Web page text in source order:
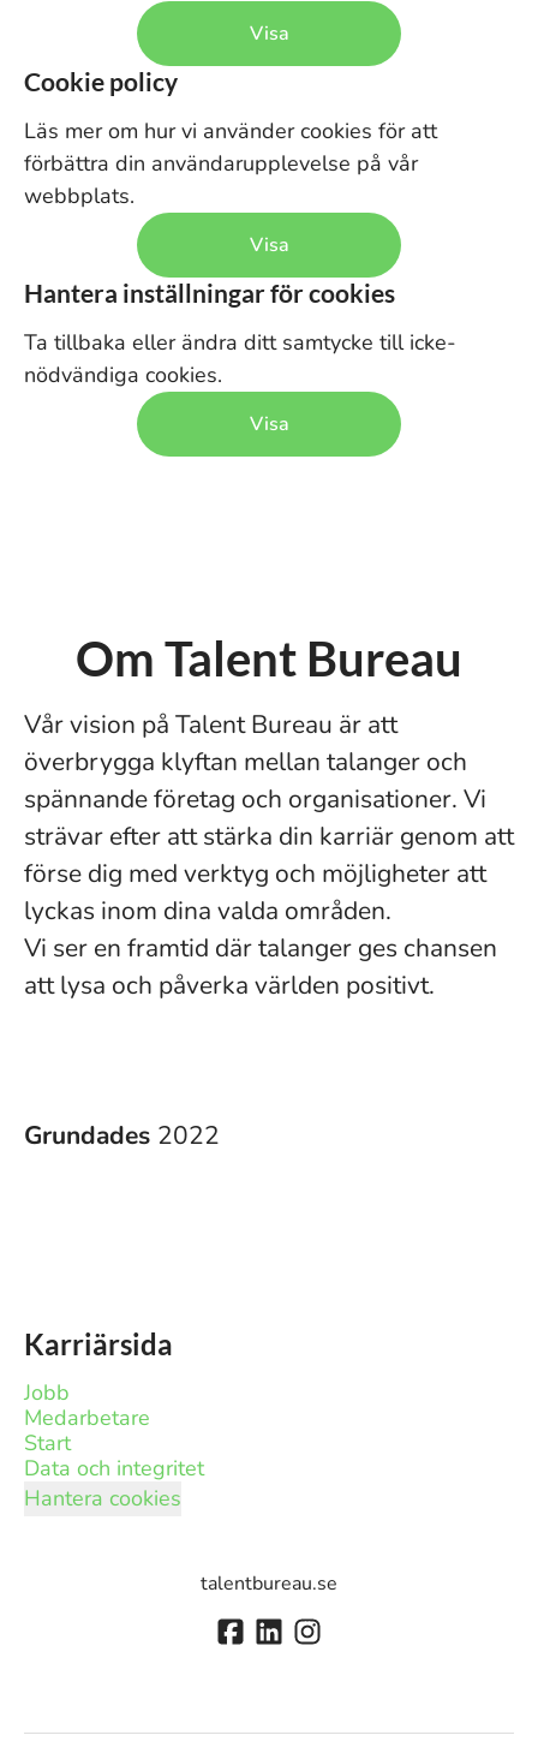
Visa
Cookie policy
Läs mer om hur vi använder cookies för att
förbättra din användarupplevelse på vår
webbplats.
Visa
Hantera inställningar för cookies
Ta tillbaka eller ändra ditt samtycke till icke-
nödvändiga cookies.
Visa
Om Talent Bureau
Vår vision på Talent Bureau är att
överbrygga klyftan mellan talanger och
spännande företag och organisationer. Vi
strävar efter att stärka din karriär genom att
förse dig med verktyg och möjligheter att
lyckas inom dina valda områden.
Vi ser en framtid där talanger ges chansen
att lysa och påverka världen positivt.
Grundades 2022
Karriärsida
Jobb
Medarbetare
Start
Data och integritet
Hantera cookies
talentbureau.se